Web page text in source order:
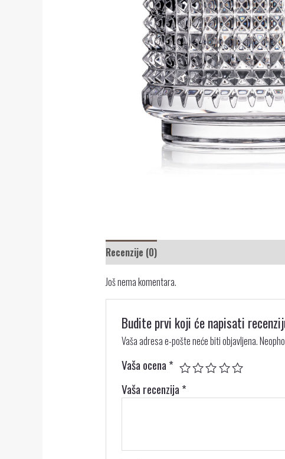
Recenzije (0)
Još nema komentara.
Budite prvi koji će napisati
Vaša adresa e-pošte neće biti objavljena.
Vaša ocena*
Vaša recenzija*